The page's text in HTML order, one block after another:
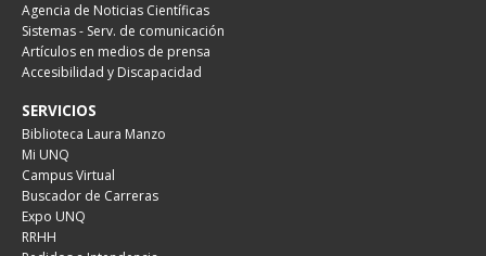
Agencia de Noticias Científicas
Sistemas - Serv. de comunicación
Artículos en medios de prensa
Accesibilidad y Discapacidad
SERVICIOS
Biblioteca Laura Manzo
Mi UNQ
Campus Virtual
Buscador de Carreras
Expo UNQ
RRHH